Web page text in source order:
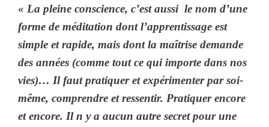
« La pleine conscience, c’est aussi le nom d’une
forme de méditation dont l’apprentissage est
simple et rapide, mais dont la maîtrise demande
des années (comme tout ce qui importe dans nos
vies)… Il faut pratiquer et expérimenter par soi-
même, comprendre et ressentir. Pratiquer encore
et encore. Il n y a aucun autre secret pour une